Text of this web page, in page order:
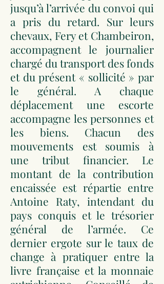
jusqu’à l’arrivée du convoi qui
a pris du retard. Sur leurs
chevaux, Fery et Chambeiron,
accompagnent le journalier
chargé du transport des fonds
et du présent « sollicité » par
le général. A chaque
déplacement une escorte
accompagne les personnes et
les biens. Chacun des
mouvements est soumis à
une tribut financier. Le
montant de la contribution
encaissée est répartie entre
Antoine Raty, intendant du
pays conquis et le trésorier
général de l’armée. Ce
dernier ergote sur le taux de
change à pratiquer entre la
livre française et la monnaie